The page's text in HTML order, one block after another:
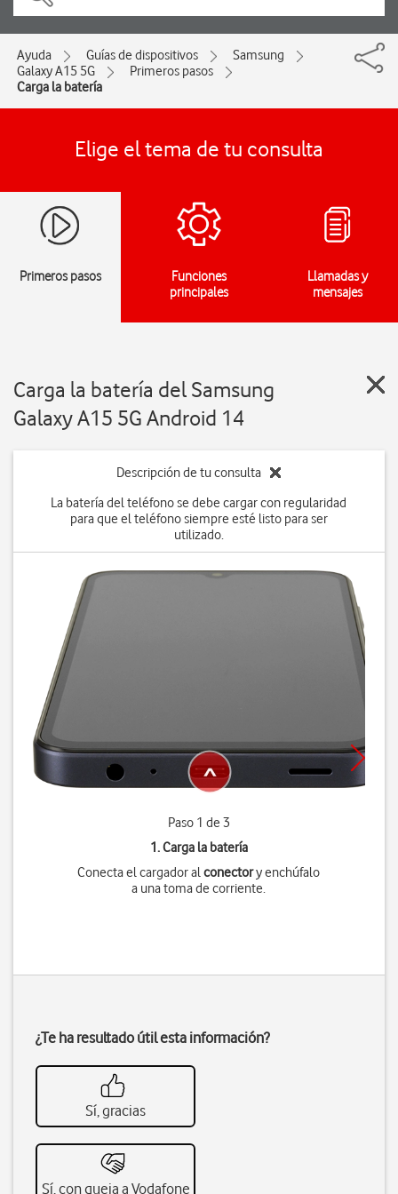
Ayuda Guías de dispositivos
Samsung
Galaxy A15 5G
Primeros pasos
Carga la batería
Elige el tema de tu consulta
Primeros pasos
Funciones
principales
Llamadas y
mensajes
Carga la batería del Samsung
Galaxy A15 5G Android 14
Descripción de tu consulta
La batería del teléfono se debe cargar con regularidad
para que el teléfono siempre esté listo para ser
utilizado.
Paso 1 de 3
1. Carga la batería
Conecta el cargador alconectory enchúfalo
a una toma de corriente.
¿Te ha resultado útil esta información?
Sí, gracias
Sí, con queja a Vodafone